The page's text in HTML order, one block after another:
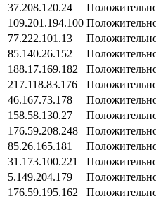
37.208.120.24
109.201.194.100
77.222.101.13
85.140.26.152
188.17.169.182
217.118.83.176
46.167.73.178
158.58.130.27
176.59.208.248
85.26.165.181
31.173.100.221
5.149.204.179
176.59.195.162